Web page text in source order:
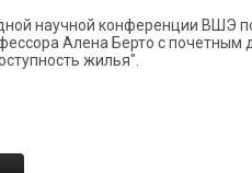
научной конференции ВШЭ
Алена Берто с
жилья".